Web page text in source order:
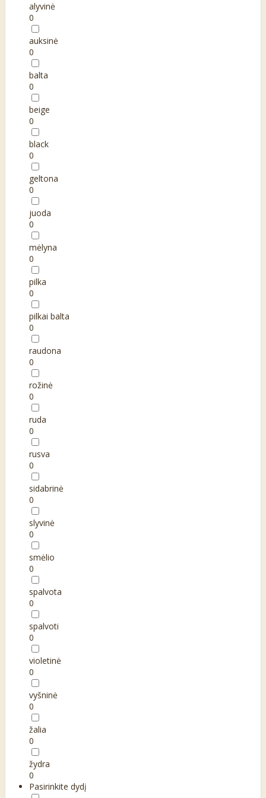
alyvinė
0
auksinė
0
balta
0
beige
0
black
0
geltona
0
juoda
0
mėlyna
0
pilka
0
pilkai balta
0
raudona
0
rožinė
0
ruda
0
rusva
0
sidabrinė
0
slyvinė
0
smėlio
0
spalvota
0
spalvoti
0
violetinė
0
vyšninė
0
žalia
0
žydra
0
Pasirinkite dydį